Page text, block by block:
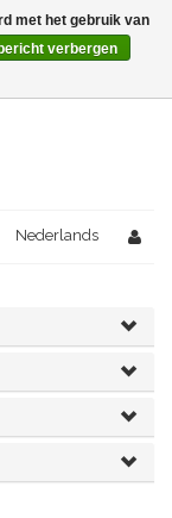
Nederlands
met het gebruik van
verbergen